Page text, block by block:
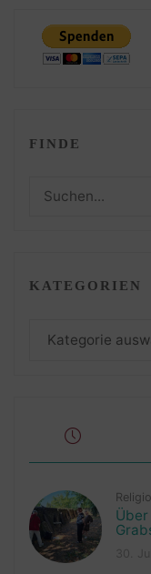
FINDE
Suchen
KATEGORIEN